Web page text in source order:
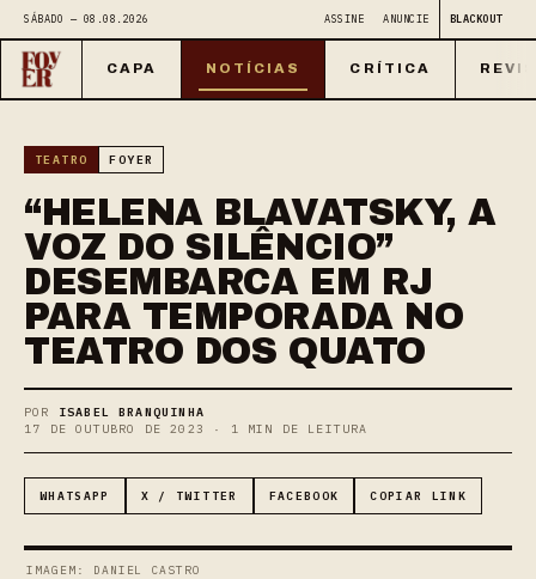
SÁBADO — 08.08.2026 ASSINE ANUNCIE BLACKOUT
CAPA NOTÍCIAS CRÍTICA
TEATRO FOYER
“HELENA BLAVATSKY, A
VOZ DO SILÊNCIO”
DESEMBARCA EM RJ
PARA TEMPORADA NO
TEATRO DOS QUATO
POR ISABEL BRANQUINHA
17 DE OUTUBRO DE 2023 · 1 MIN DE LEITURA
WHATSAPP X / TWITTER FACEBOOK COPIAR LINK
IMAGEM: DANIEL CASTRO